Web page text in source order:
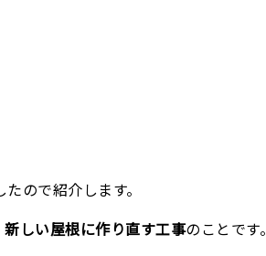
ので紹介します。
しい屋根に作り直す工事のことです。